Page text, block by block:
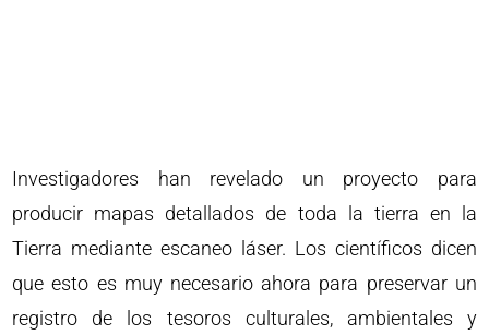
Investigadores han revelado un proyecto para
producir mapas detallados de toda la tierra en la
Tierra mediante escaneo láser. Los científicos dicen
que esto es muy necesario ahora para preservar un
registro de los tesoros culturales, ambientales y